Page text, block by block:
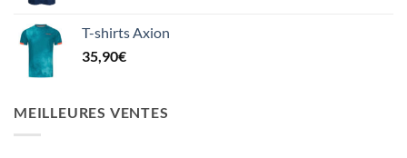
T-shirts Axion
35,90€
MEILLEURES VENTES